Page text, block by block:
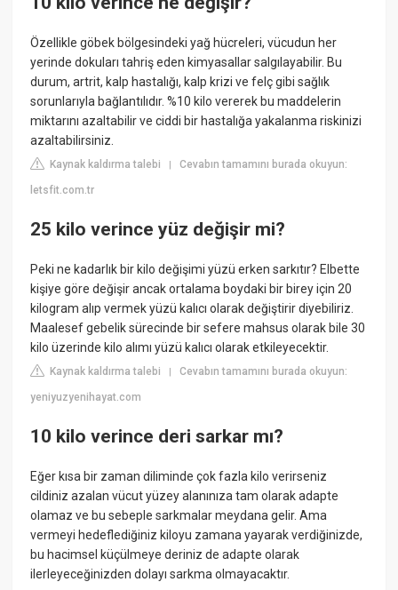
Özellikle göbek bölgesindeki yağ hücreleri, vücudun her
yerinde dokuları tahriş eden kimyasallar salgılayabilir. Bu
durum, artrit, kalp hastalığı, kalp krizi ve felç gibi sağlık
sorunlarıyla bağlantılıdır. %10 kilo vererek bu maddelerin
miktarını azaltabilir ve ciddi bir hastalığa yakalanma riskinizi
azaltabilirsiniz.
Kaynak kaldırma talebi |Cevabın tamamını burada okuyun:
letsfit.com.tr
25 kilo verince yüz değişir mi?
Peki ne kadarlık bir kilo değişimi yüzü erken sarkıtır? Elbette
kişiye göre değişir ancak ortalama boydaki bir birey için 20
kilogram alıp vermek yüzü kalıcı olarak değiştirir diyebiliriz.
Maalesef gebelik sürecinde bir sefere mahsus olarak bile 30
kilo üzerinde kilo alımı yüzü kalıcı olarak etkileyecektir.
Kaynak kaldırma talebi |Cevabın tamamını burada okuyun:
yeniyuzyenihayat.com
10 kilo verince deri sarkar mı?
Eğer kısa bir zaman diliminde çok fazla kilo verirseniz
cildiniz azalan vücut yüzey alanınıza tam olarak adapte
olamaz ve bu sebeple sarkmalar meydana gelir. Ama
vermeyi hedeflediğiniz kiloyu zamana yayarak verdiğinizde,
bu hacimsel küçülmeye deriniz de adapte olarak
ilerleyeceğinizden dolayı sarkma olmayacaktır.